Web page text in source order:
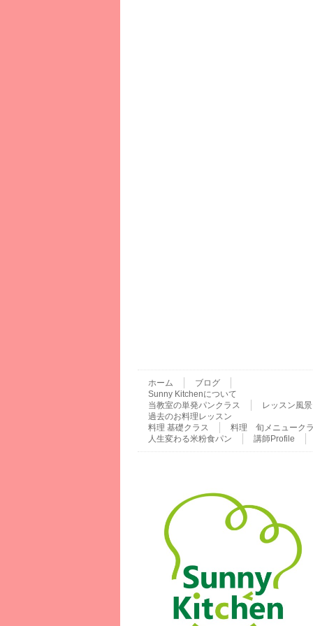
ホーム
ブログ
Sunny Kitchenについて
当教室の単発パンクラス
レッスン風景
過去のお料理レッスン
料理 基礎クラス
料理 旬メニューク
人生変わる米粉食パン 講師Profile